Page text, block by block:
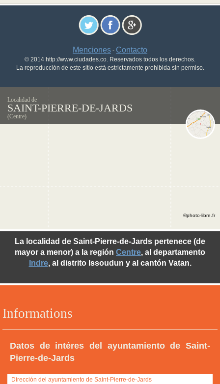
Menciones - Contacto
© 2014 http://www.ciudades.co. Reservados todos los derechos.
La reproducción de este sitio está estrictamente prohibida sin permiso.
Localidad de
SAINT-PIERRE-DE-JARDS
(Centre)
Informations
Datos de intéres del ayuntamiento de Saint-
Pierre-de-Jards
Dirección del ayuntamiento de Saint-Pierre-de-Jards
La localidad de Saint-Pierre-de-Jards pertenece (de
mayor a menor) a la región Centre, al departamento
Indre, al distrito Issoudun y al cantón Vatan.
©photo-libre.fr